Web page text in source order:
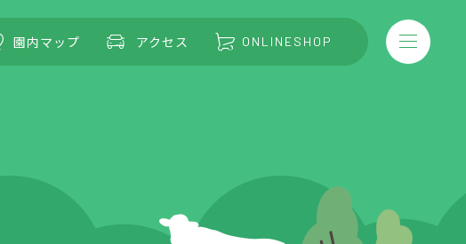
園内マップ アクセス ONLINESHOP